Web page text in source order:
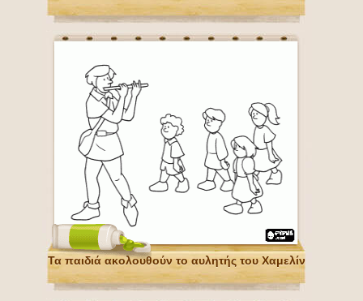
Τα παιδιά ακολουθούν το αυλητής του Χαμελίν